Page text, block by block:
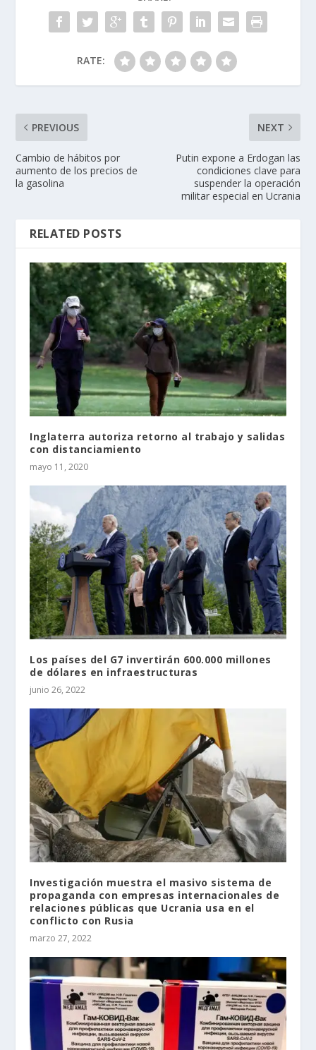
RATE:
PREVIOUS
Cambio de hábitos por
aumento de los precios de
la gasolina
NEXT
Putin expone a Erdogan las
condiciones clave para
suspender la operación
militar especial en Ucrania
RELATED POSTS
Inglaterra autoriza retorno al trabajo y salidas
con distanciamiento
mayo 11, 2020
Los países del G7 invertirán 600.000 millones
de dólares en infraestructuras
junio 26, 2022
Investigación muestra el masivo sistema de
propaganda con empresas internacionales de
relaciones públicas que Ucrania usa en el
conflicto con Rusia
marzo 27, 2022